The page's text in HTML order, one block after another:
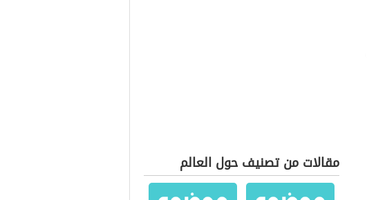
مقالات من تصنيف حول العالم